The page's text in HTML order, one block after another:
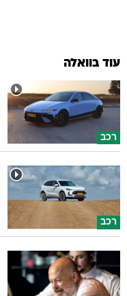
עוד בוואלה
רכב
רכב